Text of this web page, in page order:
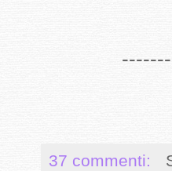
37 commenti: